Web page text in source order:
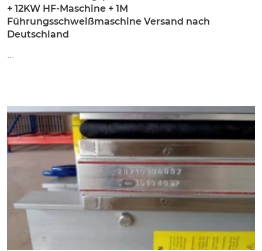
+ 12KW HF-Maschine + 1M
Führungsschweißmaschine Versand nach
Deutschland
...